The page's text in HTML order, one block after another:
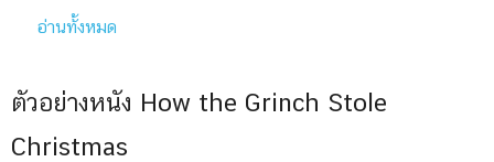
อ่านทั้งหมด
ตัวอย่างหนัง How the Grinch Stole
Christmas